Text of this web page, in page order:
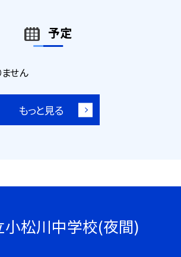
予定
せん
もっと見る
松川中学校(夜間)